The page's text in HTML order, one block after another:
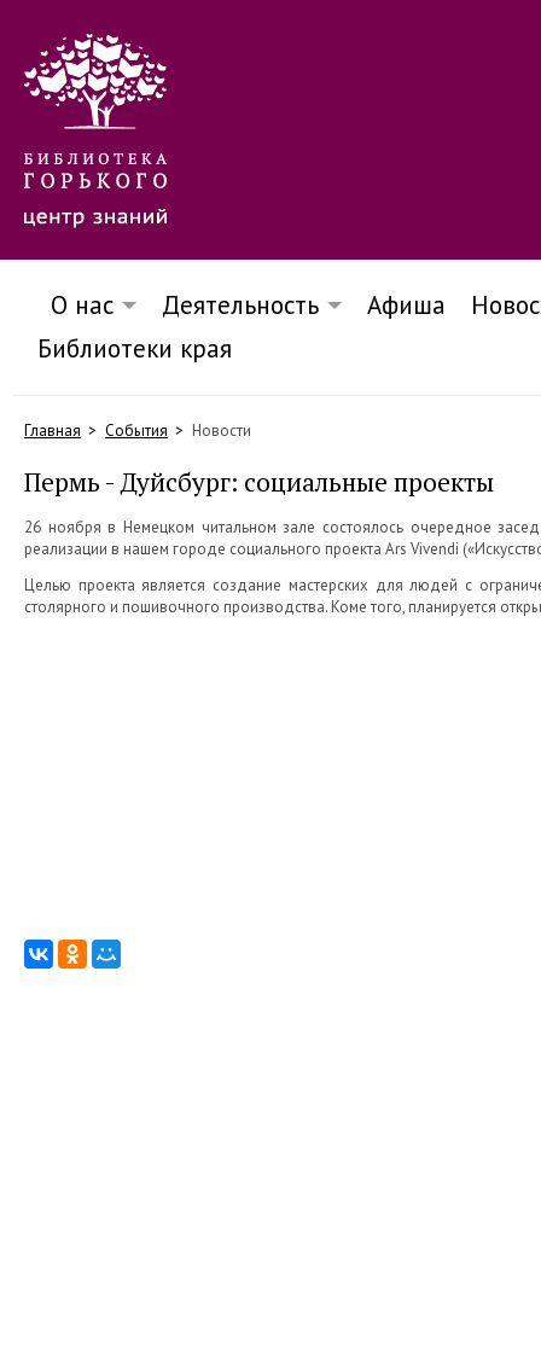
О нас Деятельность Афиша
Библиотеки края
Главная События Новости
Пермь - Дуйсбург: социальные проекты
26 ноября в Немецком читальном зале состоялось очередное
реализации в нашем городе социального проекта Ars Vivendi
Целью проекта является создание мастерских для людей с
столярного и пошивочного производства. Коме того, планируется